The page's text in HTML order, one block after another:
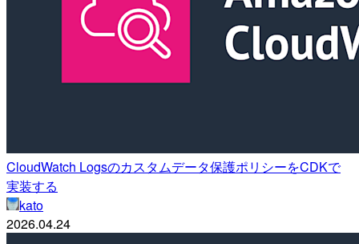
CloudWatch Logsのカスタムデータ保護ポリシーをCDKで
実装する
kato
2026.04.24